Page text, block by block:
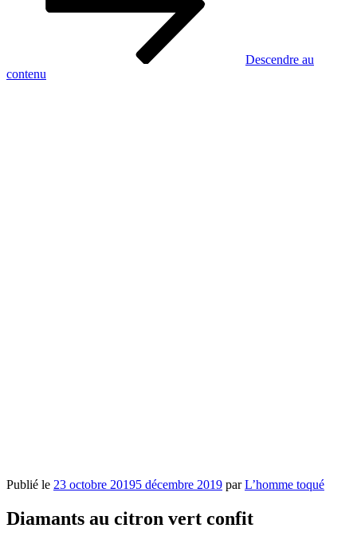
Descendre au
contenu
Publié le 23 octobre 20195 décembre 2019 parL’homme toqué
Diamants au citron vert confit